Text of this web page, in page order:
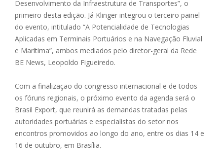
Desenvolvimento da Infraestrutura de Transportes”, o
primeiro desta edição. Já Klinger integrou o terceiro painel
do evento, intitulado “A Potencialidade de Tecnologias
Aplicadas em Terminais Portuários e na Navegação Fluvial
e Marítima”, ambos mediados pelo diretor-geral da Rede
BE News, Leopoldo Figueiredo.
Com a finalização do congresso internacional e de todos
os fóruns regionais, o próximo evento da agenda será o
Brasil Export, que reunirá as demandas tratadas pelas
autoridades portuárias e especialistas do setor nos
encontros promovidos ao longo do ano, entre os dias 14 e
16 de outubro, em Brasília.